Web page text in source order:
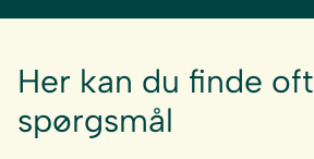
Her kan du finde
spørgsmål